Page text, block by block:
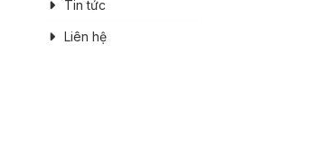
Tin tức
Liên hệ